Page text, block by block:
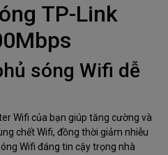
TP-Link
sóng Wifi dễ
Wifi của bạn giúp tăng cường và
chết Wifi, đồng thời giảm nhiễu
Wifi đáng tin cậy trọng nhà